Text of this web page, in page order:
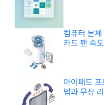
컴퓨터 본
카드 팬 속
아이패드
법과 무상